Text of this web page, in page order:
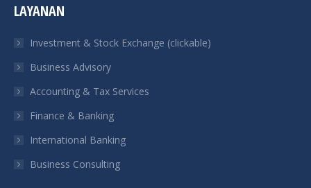
opens
new
window
opens
new
window
new
window
new
window
LAYANAN
Investment & Stock Exchange (clickable)
Business Advisory
Accounting & Tax Services
Finance & Banking
International Banking
Business Consulting